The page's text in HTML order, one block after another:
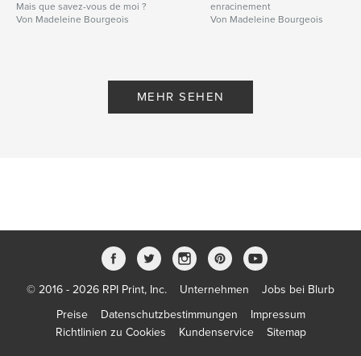
Mais que savez-vous de moi ?
Von Madeleine Bourgeois
enracinement
Von Madeleine Bourgeois
MEHR SEHEN
© 2016 - 2026 RPI Print, Inc. Unternehmen
Jobs bei Blurb
Preise
Datenschutzbestimmungen
Impressum
Richtlinien zu Cookies
Kundenservice Sitemap